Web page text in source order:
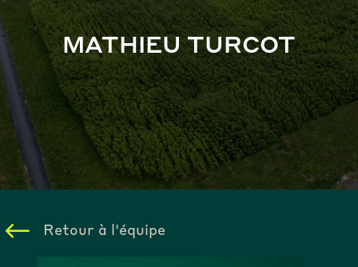
MATHIEU TURCOT
Retour à l'équipe